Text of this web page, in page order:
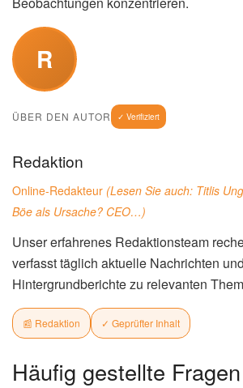
R
ÜBER DEN AUTOR ✓ Verifiziert
Redaktion
Online-Redakteur (Lesen Sie auch: Titlis
Böe als Ursache? CEO…)
Unser erfahrenes Redaktionsteam
verfasst täglich aktuelle Nachrichten und
Hintergrundberichte zu relevanten
📰 Redaktion ✓ Geprüfter Inhalt
Häufig gestellte Fragen